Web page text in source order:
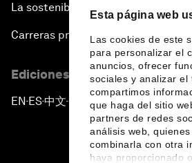
Esta página web
Las cookies de este
para personalizar el
anuncios, ofrecer
sociales y analizar el
compartimos
que haga del sitio
partners de redes
análisis web,
combinarla con otra
haya proporcionado
La sostenibilidad en el Foro
Carreras profesionales
Ediciones en otros idiomas
EN ▪ES▪中文▪ 日本語